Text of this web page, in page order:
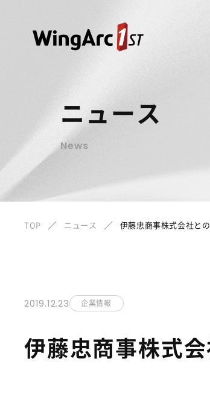
ニュース
News
TOP ニュース 伊藤忠商事株式会社と
2019.12.23 企業情報
伊藤忠商事株式